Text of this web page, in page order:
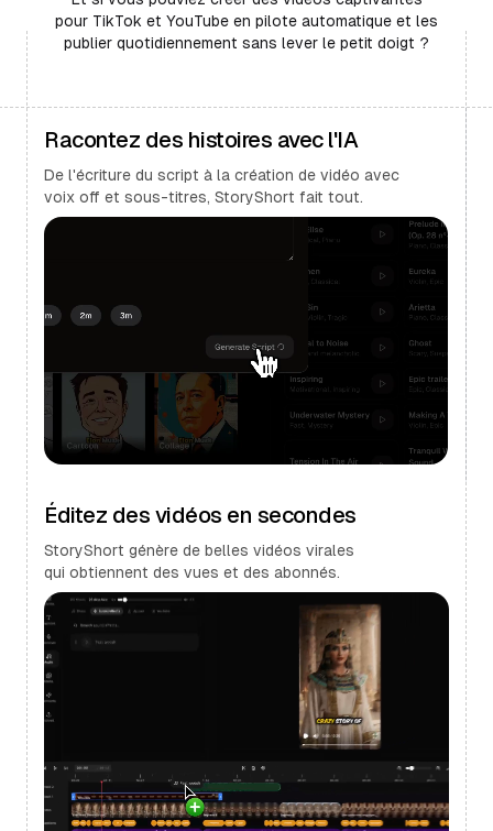
pour TikTok et YouTube en pilote automatique et les
publier quotidiennement sans lever le petit doigt ?
Racontez des histoires avec l'IA
De l'écriture du script à la création de vidéo avec
voix off et sous-titres, StoryShort fait tout.
Éditez des vidéos en secondes
StoryShort génère de belles vidéos virales
qui obtiennent des vues et des abonnés.